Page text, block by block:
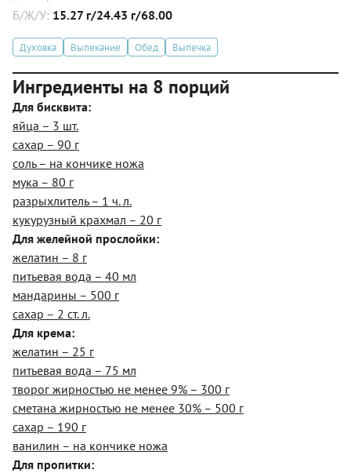
Б/Ж/У: 15.27 г/24.43 г/68.00
Духовка Выпекание Обед Выпечка
Ингредиенты на 8 порций
Для бисквита:
яйца – 3 шт.
сахар – 90 г
соль – на кончике ножа
мука – 80 г
разрыхлитель – 1 ч. л.
кукурузный крахмал – 20 г
Для желейной прослойки:
желатин – 8 г
питьевая вода – 40 мл
мандарины – 500 г
сахар – 2 ст. л.
Для крема:
желатин – 25 г
питьевая вода – 75 мл
творог жирностью не менее 9% – 300 г
сметана жирностью не менее 30% – 500 г
сахар – 190 г
ванилин – на кончике ножа
Для пропитки: